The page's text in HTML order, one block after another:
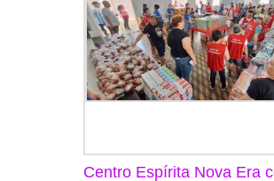
Centro Espírita Nova Era